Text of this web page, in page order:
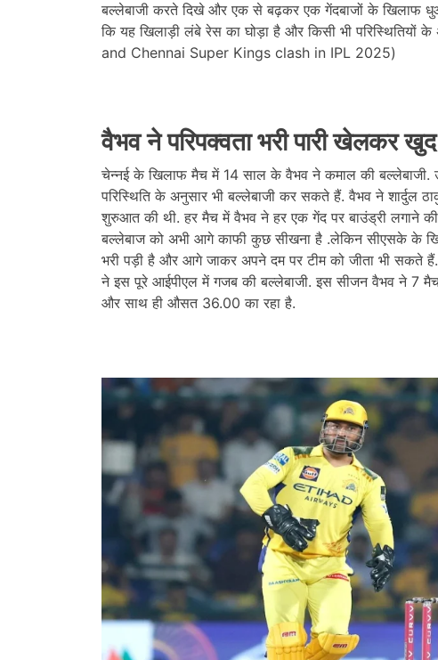
बल्लेबाजी करते दिखे और एक से बढ़कर एक गेंदबाजों के खिलाफ
कि यह खिलाड़ी लंबे रेस का घोड़ा है और किसी भी
and Chennai Super Kings clash in IPL 2025)
वैभव ने परिपक्वता भरी पारी खेलकर
चेन्नई के खिलाफ मैच में 14 साल के वैभव ने कमाल की बल्लेबाजी.
परिस्थिति के अनुसार भी बल्लेबाजी कर सकते हैं. वैभव ने शार्दुल
शुरुआत की थी. हर मैच में वैभव ने हर एक गेंद पर बाउंड्री लगाने
बल्लेबाज को अभी आगे काफी कुछ सीखना है .लेकिन सीएसके के
भरी पड़ी है और आगे जाकर अपने दम पर टीम को जीता भी सकते
ने इस पूरे आईपीएल में गजब की बल्लेबाजी. इस सीजन वैभव ने 7
और साथ ही औसत 36.00 का रहा है.